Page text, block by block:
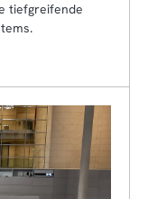
tiefgreifende